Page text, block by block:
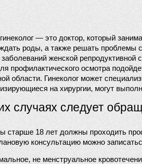
— это доктор, который
роды, а также решать проблемы
женской
профилактического осмотра
области. Гинеколог может
на хирургии, могут
случаях следует
18 лет должны проходить
консультацию можно
не менструальное